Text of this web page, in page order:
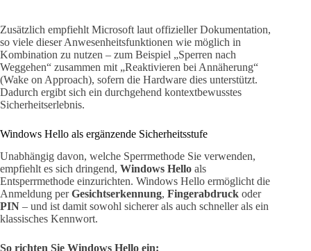
Zusätzlich empfiehlt Microsoft laut offizieller Dokumentation,
so viele dieser Anwesenheitsfunktionen wie möglich in
Kombination zu nutzen – zum Beispiel „Sperren nach
Weggehen“ zusammen mit „Reaktivieren bei Annäherung“
(Wake on Approach), sofern die Hardware dies unterstützt.
Dadurch ergibt sich ein durchgehend kontextbewusstes
Sicherheitserlebnis.
Windows Hello als ergänzende Sicherheitsstufe
Unabhängig davon, welche Sperrmethode Sie verwenden,
empfiehlt es sich dringend, Windows Hello als
Entsperrmethode einzurichten. Windows Hello ermöglicht die
Anmeldung perGesichtserkennung, Fingerabdruck oder
PIN – und ist damit sowohl sicherer als auch schneller als ein
klassisches Kennwort.
So richten Sie Windows Hello ein: